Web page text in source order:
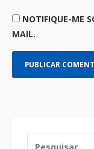
NOTIFIQUE-ME
MAIL.